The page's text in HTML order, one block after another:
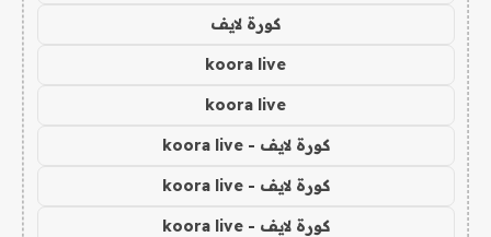
كورة لايف
koora live
koora live
كورة لايف - koora live
كورة لايف - koora live
كورة لايف - koora live